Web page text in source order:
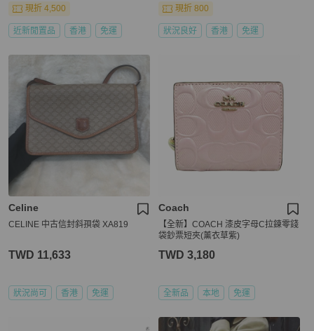
現折 4,500
近新閒置品 香港 免運
現折 800
狀況良好 香港 免運
Celine
CELINE 中古信封斜孭袋 XA819
TWD 11,633
狀況尚可 香港 免運
Coach
【全新】COACH 漆皮字母C拉鍊零錢
袋鈔票短夾(薰衣草紫)
TWD 3,180
全新品 本地 免運